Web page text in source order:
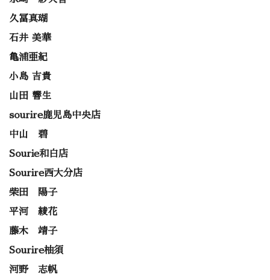
久冨真瑚
石井 美華
亀浦亜紀
小島 吉貴
山田 響生
sourire鹿児島中央店
中山 碧
Sourie和白店
Sourire西大分店
柴田 陽子
平河 綾花
藤木 靖子
Sourire柚須
河野 志帆